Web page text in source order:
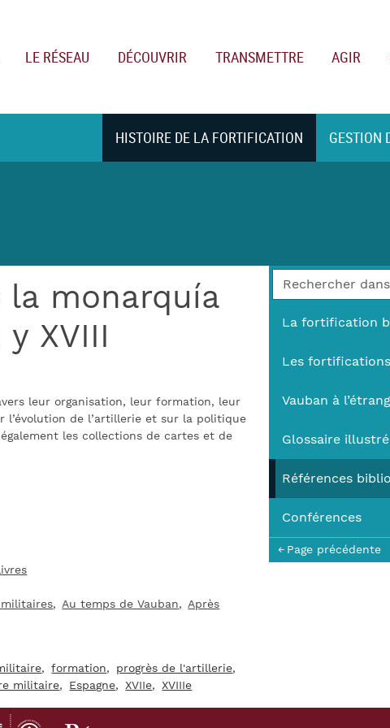
LE RÉSEAU DÉCOUVRIR TRANSMETTRE AGIR
HISTOIRE DE LA FORTIFICATION GESTION
La fortification
Les fortifications
Vauban à
Glossaire illustré
Références
Conférences
Page précédente
la monarquía
XVIII
leur organisation, leur formation, leur
de l’artillerie et sur la politique
les collections de cartes et de
militaires
Au temps de Vauban
Après
formation
progrès de l'artillerie
militaire
Espagne XVIIe XVIIIe